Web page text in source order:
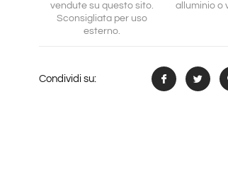
vendute su questo sito.
Sconsigliata per uso
esterno.
alluminio o
Condividi su: